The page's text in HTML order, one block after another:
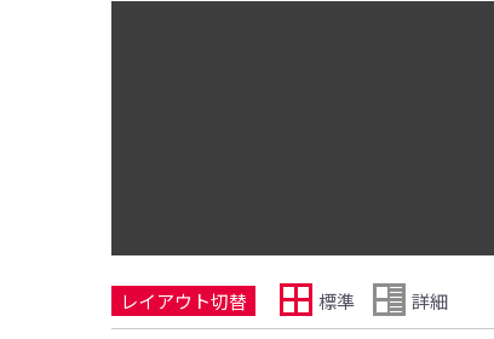
レイアウト切替 標準 詳細